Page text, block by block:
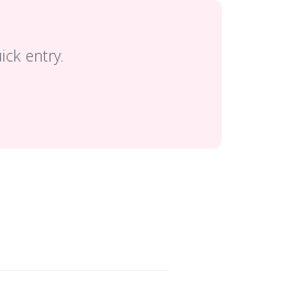
entry.